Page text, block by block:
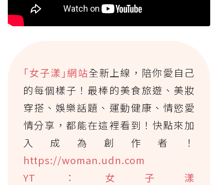
｢女子漾｣網站全新上線，陪你愛自己
的每個樣子！最棒的美食旅遊、美妝
穿搭、娛樂話題、運動健康、情慾愛
情分享，都能在這裡看到！快點來加
入成為創作者！
https://woman.udn.com
YT：女子漾